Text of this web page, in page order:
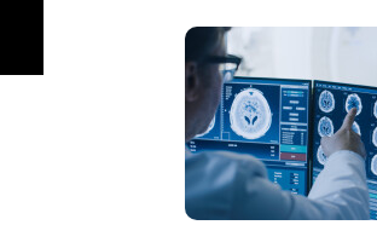
прямо на орбите.